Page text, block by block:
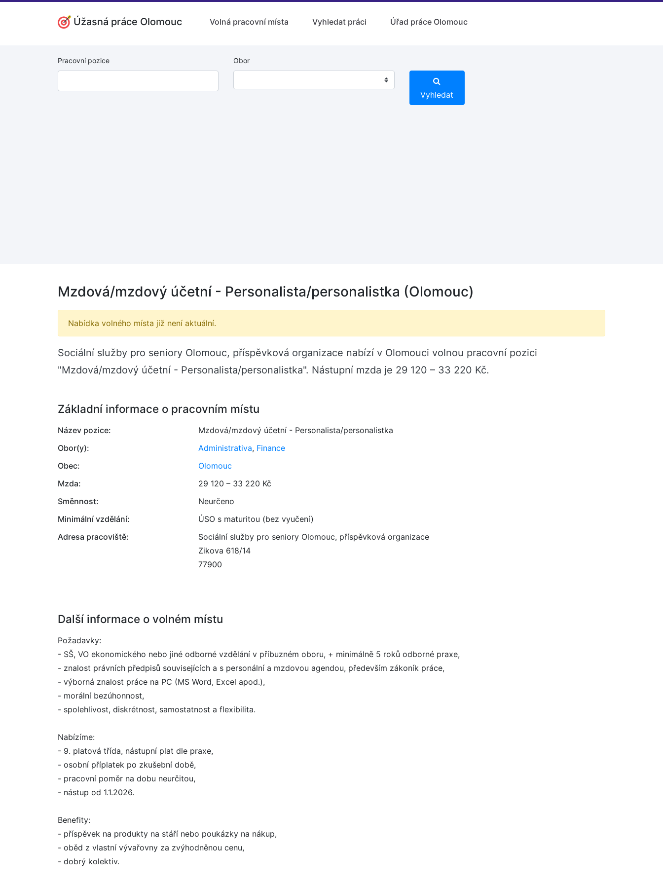
Úžasná práce Olomouc Volná pracovní místa Vyhledat práci Úřad práce Olomouc
Pracovní pozice Obor
Vyhledat
Mzdová/mzdový účetní - Personalista/personalistka (Olomouc)
Nabídka volného místa již není aktuální.
Sociální služby pro seniory Olomouc, příspěvková organizace nabízí v Olomouci volnou pracovní pozici
"Mzdová/mzdový účetní - Personalista/personalistka". Nástupní mzda je 29 120 – 33 220 Kč.
Základní informace o pracovním místu
Název pozice:
Mzdová/mzdový účetní - Personalista/personalistka
Obor(y):
Administrativa, Finance
Obec:
Olomouc
Mzda:
29 120 – 33 220 Kč
Směnnost:
Neurčeno
Minimální vzdělání:
ÚSO s maturitou (bez vyučení)
Adresa pracoviště:
Sociální služby pro seniory Olomouc, příspěvková organizace
Zikova 618/14
77900
Další informace o volném místu
Požadavky:
- SŠ, VO ekonomického nebo jiné odborné vzdělání v příbuzném oboru, + minimálně 5 roků odborné praxe,
- znalost právních předpisů souvisejících a s personální a mzdovou agendou, především zákoník práce,
- výborná znalost práce na PC (MS Word, Excel apod.),
- morální bezúhonnost,
- spolehlivost, diskrétnost, samostatnost a flexibilita.
Nabízíme:
- 9. platová třída, nástupní plat dle praxe,
- osobní příplatek po zkušební době,
- pracovní poměr na dobu neurčitou,
- nástup od 1.1.2026.
Benefity:
- příspěvek na produkty na stáří nebo poukázky na nákup,
- oběd z vlastní vývařovny za zvýhodněnou cenu,
- dobrý kolektiv.